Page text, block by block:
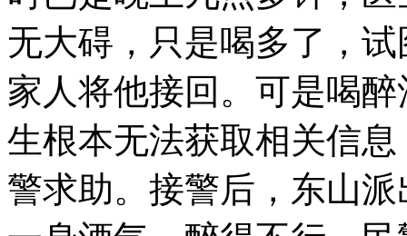
无大碍，只是喝多了，
家人将他接回。可是喝
生根本无法获取相关信
警求助。接警后，东山